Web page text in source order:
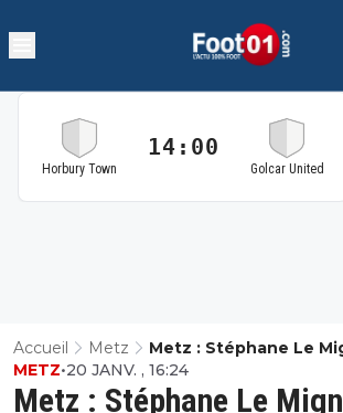
Horbury Town
14:00
Golcar United
Accueil Metz
Metz : Stéphane Le
Tavenot Prend Sa
Metz : Stéphane Le
METZ•20 JANV. , 16:24